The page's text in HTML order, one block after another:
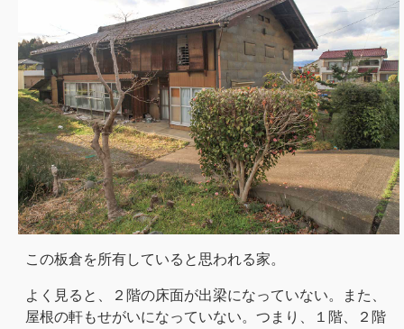
この板倉を所有していると思われる家。
よく見ると、２階の床面が出梁になっていない。また、
屋根の軒もせがいになっていない。つまり、１階、２階